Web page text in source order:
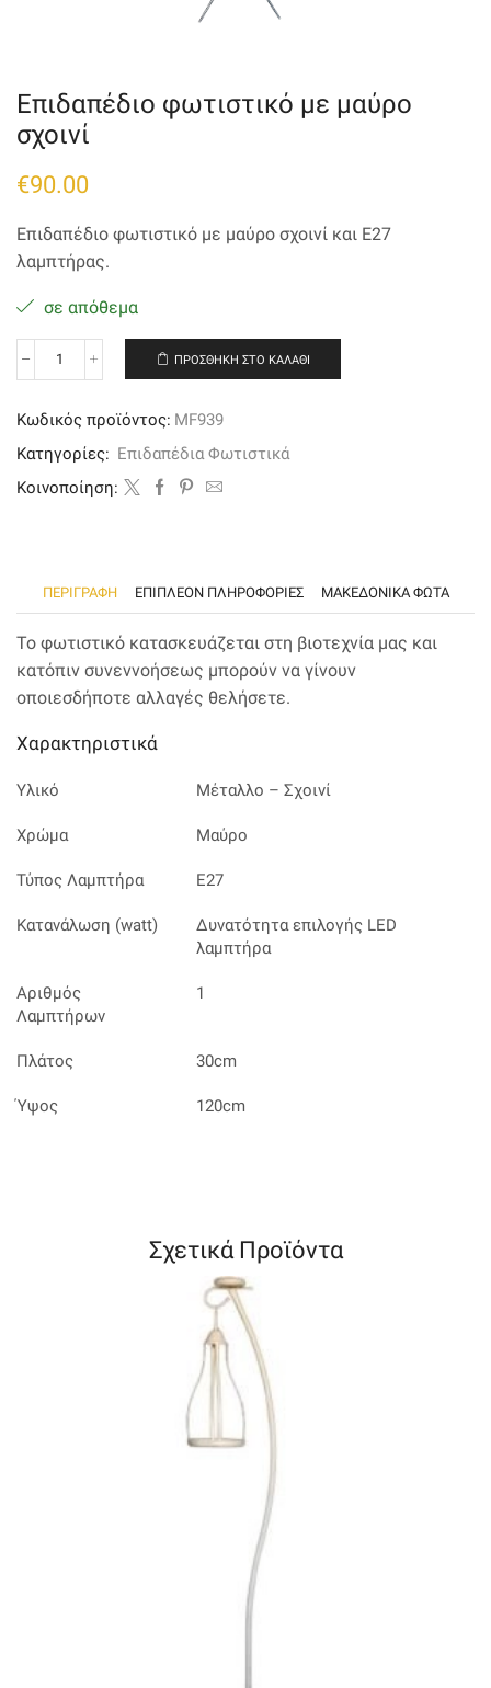
Επιδαπέδιο φωτιστικό με μαύρο
σχοινί
€90.00
Επιδαπέδιο φωτιστικό με μαύρο σχοινί και Ε27
λαμπτήρας.
σε απόθεμα
Επιδαπέδιο
μαύρο
σχοινί
ποσότητα
ΠΡΟΣΘΉΚΗ ΣΤΟ ΚΑΛΆΘΙ
Κωδικός προϊόντος: MF939
Κατηγορίες: Επιδαπέδια Φωτιστικά
Kοινοποίηση:
ΠΕΡΙΓΡΑΦΉ ΕΠΙΠΛΈΟΝ ΠΛΗΡΟΦΟΡΊΕΣ ΜΑΚΕΔΟΝΙΚΑ ΦΩΤΑ
Το φωτιστικό κατασκευάζεται στη βιοτεχνία μας και
κατόπιν συνεννοήσεως μπορούν να γίνουν
οποιεσδήποτε αλλαγές θελήσετε.
Χαρακτηριστικά
Υλικό Μέταλλο – Σχοινί
Χρώμα Μαύρο
Τύπος Λαμπτήρα Ε27
Κατανάλωση (watt)
Δυνατότητα επιλογής LED
λαμπτήρα
Αριθμός
Λαμπτήρων
1
Πλάτος 30cm
Ύψος 120cm
Σχετικά Προϊόντα